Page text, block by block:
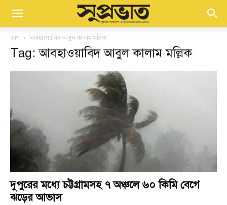
ট্যাগ আবহাওয়াবিদ আবুল কালাম মল্লিক
Tag: আবহাওয়াবিদ আবুল কালাম মল্লিক
দুপুরের মধ্যে চট্টগ্রামসহ ৭ অঞ্চলে ৬০ কিমি বেগে
ঝড়ের আভাস